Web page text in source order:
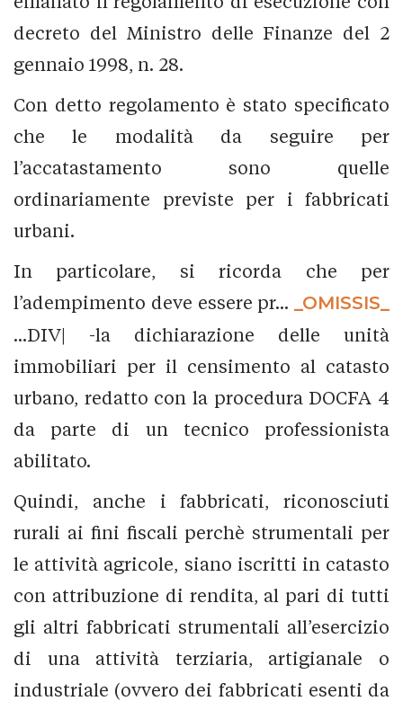
decreto del Ministro delle Finanze del 2
gennaio 1998, n. 28.
Con detto regolamento è stato specificato
che le modalità da seguire per
l’accatastamento sono quelle
ordinariamente previste per i fabbricati
urbani.
In particolare, si ricorda che per
l’adempimento deve essere pr...
_OMISSIS_
...DIV| -la dichiarazione delle unità
immobiliari per il censimento al catasto
urbano, redatto con la procedura DOCFA 4
da parte di un tecnico professionista
abilitato.
Quindi, anche i fabbricati, riconosciuti
rurali ai fini fiscali perchè strumentali per
le attività agricole, siano iscritti in catasto
con attribuzione di rendita, al pari di tutti
gli altri fabbricati strumentali all’esercizio
di una attività terziaria, artigianale o
industriale (ovvero dei fabbricati esenti da